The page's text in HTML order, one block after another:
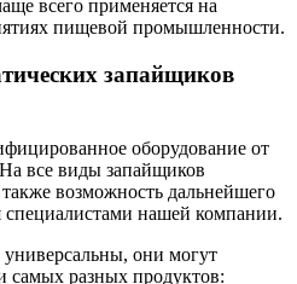
всего применяется на
пищевой промышленности.
запайщиков
оборудование от
все виды запайщиков
также возможность дальнейшего
специалистами нашей компании.
они могут
самых разных продуктов: